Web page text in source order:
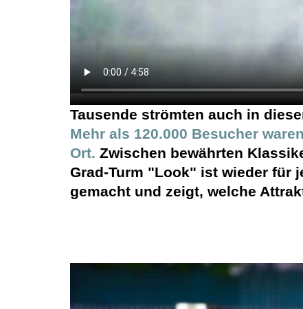
Tausende strömten auch in
Mehr als 120.000 Besucher
Ort. Zwischen bewährten
Grad-Turm "Look" ist wieder für
gemacht und zeigt, welche